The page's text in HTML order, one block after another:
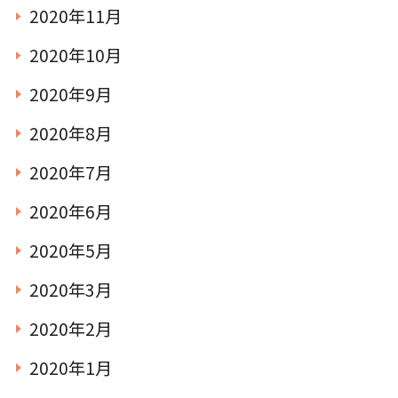
2020年11月
2020年10月
2020年9月
2020年8月
2020年7月
2020年6月
2020年5月
2020年3月
2020年2月
2020年1月